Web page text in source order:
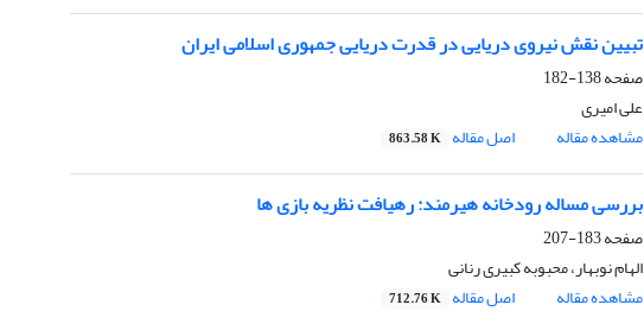
تبیین نقش نیروی دریایی در قدرت دریایی جمهوری اسلامی ایران
صفحه138-182
علی امیری
مشاهده مقاله
اصل مقاله 863.58 K
بررسی مساله رودخانه هیرمند: رهیافت نظریه بازی ها
صفحه183-207
الهام نوبهار، محبوبه کبیری رنانی
مشاهده مقاله
اصل مقاله 712.76 K